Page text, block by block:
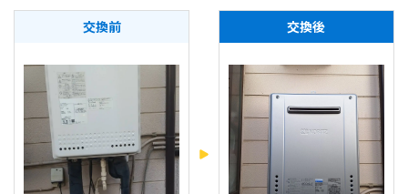
交換前 交換後